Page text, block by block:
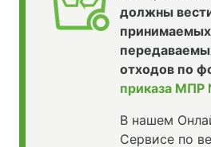
должны
отходов по
приказа
В нашем
Сервисе по